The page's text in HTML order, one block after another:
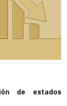
de estados